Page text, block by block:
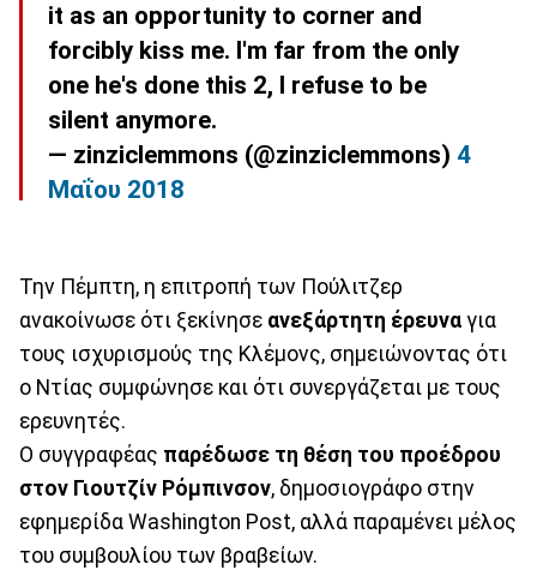
it as an opportunity to corner and
forcibly kiss me. I'm far from the only
one he's done this 2, I refuse to be
silent anymore.
— zinziclemmons (@zinziclemmons) 4
Μαΐου 2018
Την Πέμπτη, η επιτροπή των Πούλιτζερ
ανακοίνωσε ότι ξεκίνησε ανεξάρτητη έρευνα για
τους ισχυρισμούς της Κλέμονς, σημειώνοντας ότι
ο Ντίας συμφώνησε και ότι συνεργάζεται με τους
ερευνητές.
Ο συγγραφέας παρέδωσε τη θέση του προέδρου
στον Γιουτζίν Ρόμπινσον, δημοσιογράφο στην
εφημερίδα Washington Post, αλλά παραμένει μέλος
του συμβουλίου των βραβείων.